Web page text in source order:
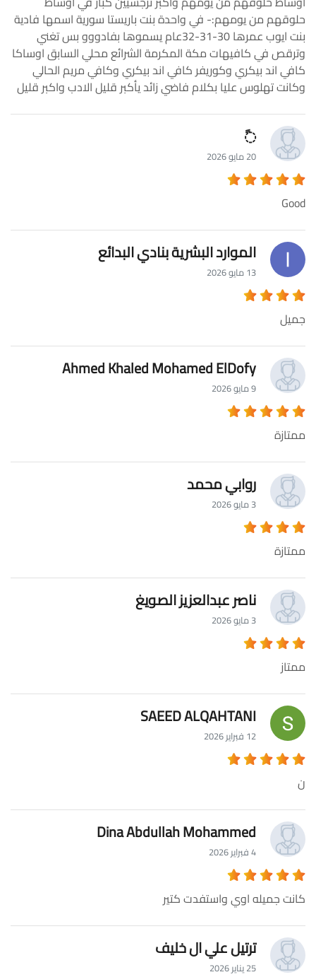
حلوقهم من يومهم:- في واحدة بنت باريستا سورية اسمها فادية
بنت ايوب عمرها 30-31-32عام يسموها بفادووو بس تغني
وترقص في كافيهات مكة المكرمة الشرائع محلي السابق اوساكا
كافي اند بيكري وكوريفر كافي اند بيكري وكافي مريم الحالي
وكانت تهلوس عليا بكلام فاضي زائد يأكبر قليل الادب واكبر قليل
◌ً
20 مايو 2026
Good
الموارد البشرية بنادي البدائع
13 مايو 2026
جميل
Ahmed Khaled Mohamed ElDofy
9 مايو 2026
ممتازة
روابي محمد
3 مايو 2026
ممتازة
ناصر عبدالعزيز الصويغ
3 مايو 2026
ممتاز
SAEED ALQAHTANI
12 فبراير 2026
ن
Dina Abdullah Mohammed
4 فبراير 2026
كانت جميله اوي واستفدت كتير
ترتيل علي ال خليف
25 يناير 2026